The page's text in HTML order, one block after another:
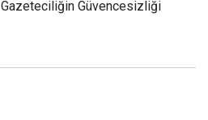
Gazeteciliğin Güvencesizliği